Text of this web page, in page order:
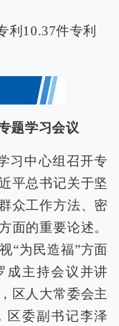
10.37件专利
题学习会议
习中心组召开专
平总书记关于坚
众工作方法、密
面的重要论述。
“为民造福”方面
成主持会议并讲
区人大常委会主
区委副书记李泽